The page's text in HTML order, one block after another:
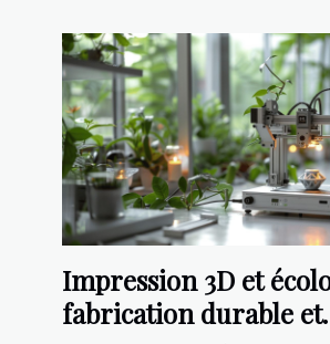
Impression 3D et
fabrication durable et